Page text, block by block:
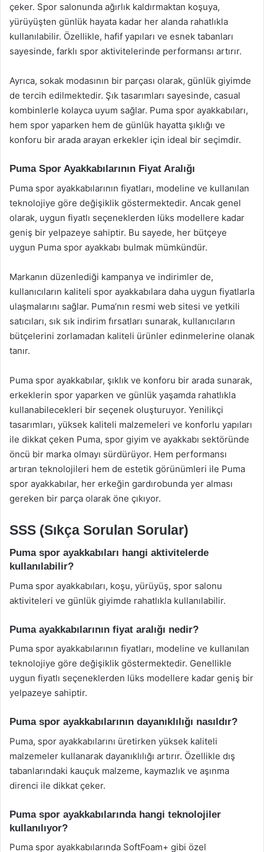
çeker. Spor salonunda ağırlık kaldırmaktan koşuya,
yürüyüşten günlük hayata kadar her alanda rahatlıkla
kullanılabilir. Özellikle, hafif yapıları ve esnek tabanları
sayesinde, farklı spor aktivitelerinde performansı artırır.
Ayrıca, sokak modasının bir parçası olarak, günlük giyimde
de tercih edilmektedir. Şık tasarımları sayesinde, casual
kombinlerle kolayca uyum sağlar. Puma spor ayakkabıları,
hem spor yaparken hem de günlük hayatta şıklığı ve
konforu bir arada arayan erkekler için ideal bir seçimdir.
Puma Spor Ayakkabılarının Fiyat Aralığı
Puma spor ayakkabılarının fiyatları, modeline ve kullanılan
teknolojiye göre değişiklik göstermektedir. Ancak genel
olarak, uygun fiyatlı seçeneklerden lüks modellere kadar
geniş bir yelpazeye sahiptir. Bu sayede, her bütçeye
uygun Puma spor ayakkabı bulmak mümkündür.
Markanın düzenlediği kampanya ve indirimler de,
kullanıcıların kaliteli spor ayakkabılara daha uygun fiyatlarla
ulaşmalarını sağlar. Puma’nın resmi web sitesi ve yetkili
satıcıları, sık sık indirim fırsatları sunarak, kullanıcıların
bütçelerini zorlamadan kaliteli ürünler edinmelerine olanak
tanır.
Puma spor ayakkabılar, şıklık ve konforu bir arada sunarak,
erkeklerin spor yaparken ve günlük yaşamda rahatlıkla
kullanabilecekleri bir seçenek oluşturuyor. Yenilikçi
tasarımları, yüksek kaliteli malzemeleri ve konforlu yapıları
ile dikkat çeken Puma, spor giyim ve ayakkabı sektöründe
öncü bir marka olmayı sürdürüyor. Hem performansı
artıran teknolojileri hem de estetik görünümleri ile Puma
spor ayakkabılar, her erkeğin gardırobunda yer alması
gereken bir parça olarak öne çıkıyor.
SSS (Sıkça Sorulan Sorular)
Puma spor ayakkabıları hangi aktivitelerde
kullanılabilir?
Puma spor ayakkabıları, koşu, yürüyüş, spor salonu
aktiviteleri ve günlük giyimde rahatlıkla kullanılabilir.
Puma ayakkabılarının fiyat aralığı nedir?
Puma spor ayakkabılarının fiyatları, modeline ve kullanılan
teknolojiye göre değişiklik göstermektedir. Genellikle
uygun fiyatlı seçeneklerden lüks modellere kadar geniş bir
yelpazeye sahiptir.
Puma spor ayakkabılarının dayanıklılığı nasıldır?
Puma, spor ayakkabılarını üretirken yüksek kaliteli
malzemeler kullanarak dayanıklılığı artırır. Özellikle dış
tabanlarındaki kauçuk malzeme, kaymazlık ve aşınma
direnci ile dikkat çeker.
Puma spor ayakkabılarında hangi teknolojiler
kullanılıyor?
Puma spor ayakkabılarında SoftFoam+ gibi özel